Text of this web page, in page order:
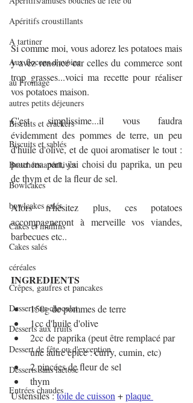
Apéritifs croustillants
A tartiner
Aux flocons d'avoine
au Fromage
autres petits déjeuners
Biscuits et crackers
Biscuits et sablés
Bouchées apéritives
Bowlcakes
bowlcakes salés
Cakes et muffins
Cakes salés
céréales
Crêpes, gaufres et pancakes
Desserts au chocolat
Desserts aux fruits
Dessert de fête ou d'exception
Desserts sans lactose
Entrées chaudes
Si comme moi, vous adorez les potatoes mais
y avez renoncé car celles du commerce sont
trop grasses...voici ma recette pour réaliser
vos potatoes maison.
C'est simplissime...il vous faudra
évidemment des pommes de terre, un peu
d'huile d'olive, et de quoi aromatiser le tout :
pour ma part, j'ai choisi du paprika, un peu
de thym et de la fleur de sel.
Alors n'hésitez plus, ces potatoes
accompagneront à merveille vos viandes,
barbecues etc..
INGREDIENTS
150g de pommes de terre
1cc d'huile d'olive
2cc de paprika (peut être remplacé par
une autre épice : curry, cumin, etc)
2 pincées de fleur de sel
thym
Ustensiles : toile de cuisson + plaque